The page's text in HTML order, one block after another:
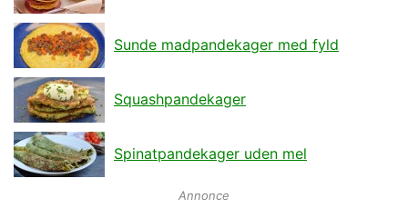
Sunde madpandekager med fyld
Squashpandekager
Spinatpandekager uden mel
Annonce